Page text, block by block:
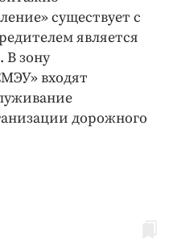
существует с
является
В зону
входят
дорожного